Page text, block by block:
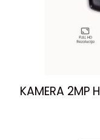
KAMERA 2MP